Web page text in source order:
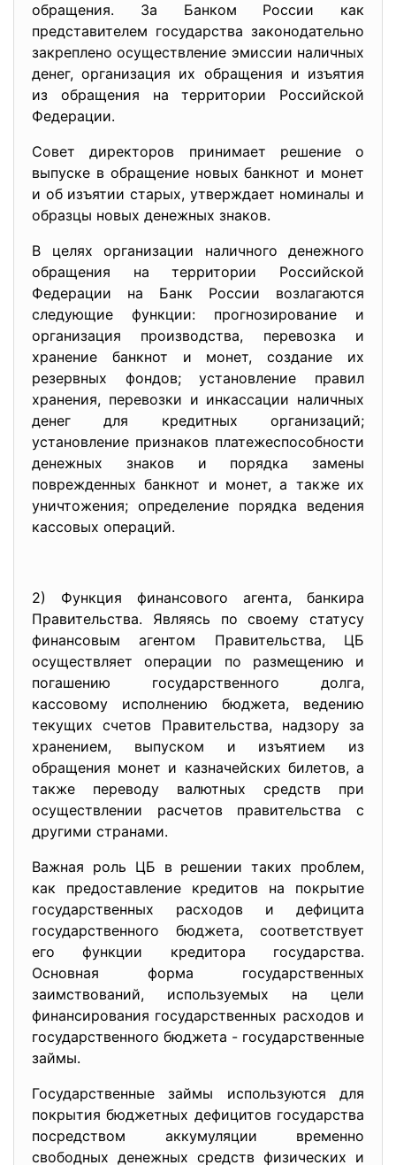
обращения. За Банком России как
представителем государства законодательно
закреплено осуществление эмиссии наличных
денег, организация их обращения и изъятия
из обращения на территории Российской
Федерации.
Совет директоров принимает решение о
выпуске в обращение новых банкнот и монет
и об изъятии старых, утверждает номиналы и
образцы новых денежных знаков.
В целях организации наличного денежного
обращения на территории Российской
Федерации на Банк России возлагаются
следующие функции: прогнозирование и
организация производства, перевозка и
хранение банкнот и монет, создание их
резервных фондов; установление правил
хранения, перевозки и инкассации наличных
денег для кредитных организаций;
установление признаков платежеспособности
денежных знаков и порядка замены
поврежденных банкнот и монет, а также их
уничтожения; определение порядка ведения
кассовых операций.
2) Функция финансового агента, банкира
Правительства. Являясь по своему статусу
финансовым агентом Правительства, ЦБ
осуществляет операции по размещению и
погашению государственного долга,
кассовому исполнению бюджета, ведению
текущих счетов Правительства, надзору за
хранением, выпуском и изъятием из
обращения монет и казначейских билетов, а
также переводу валютных средств при
осуществлении расчетов правительства с
другими странами.
Важная роль ЦБ в решении таких проблем,
как предоставление кредитов на покрытие
государственных расходов и дефицита
государственного бюджета, соответствует
его функции кредитора государства.
Основная форма государственных
заимствований, используемых на цели
финансирования государственных расходов и
государственного бюджета - государственные
займы.
Государственные займы используются для
покрытия бюджетных дефицитов государства
посредством аккумуляции временно
свободных денежных средств физических и